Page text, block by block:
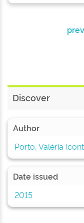
Discover
Author
Porto, Valéria
Date issued
2015